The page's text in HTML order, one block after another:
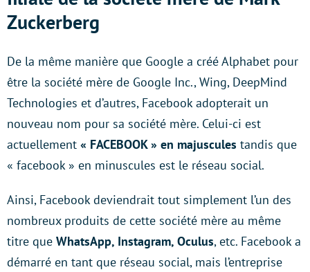
Zuckerberg
De la même manière que Google a créé Alphabet pour
être la société mère de Google Inc., Wing, DeepMind
Technologies et d’autres, Facebook adopterait un
nouveau nom pour sa société mère. Celui-ci est
actuellement « FACEBOOK » en majuscules tandis que
« facebook » en minuscules est le réseau social.
Ainsi, Facebook deviendrait tout simplement l’un des
nombreux produits de cette société mère au même
titre que WhatsApp, Instagram, Oculus, etc. Facebook a
démarré en tant que réseau social, mais l’entreprise